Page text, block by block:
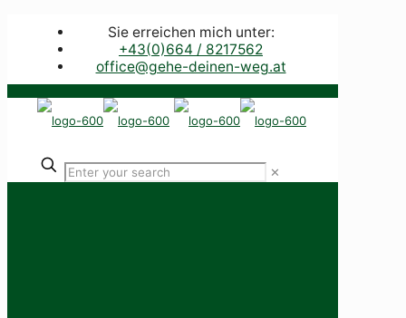
Sie erreichen mich unter:
+43(0)664 / 8217562
office@gehe-deinen-weg.at
✕